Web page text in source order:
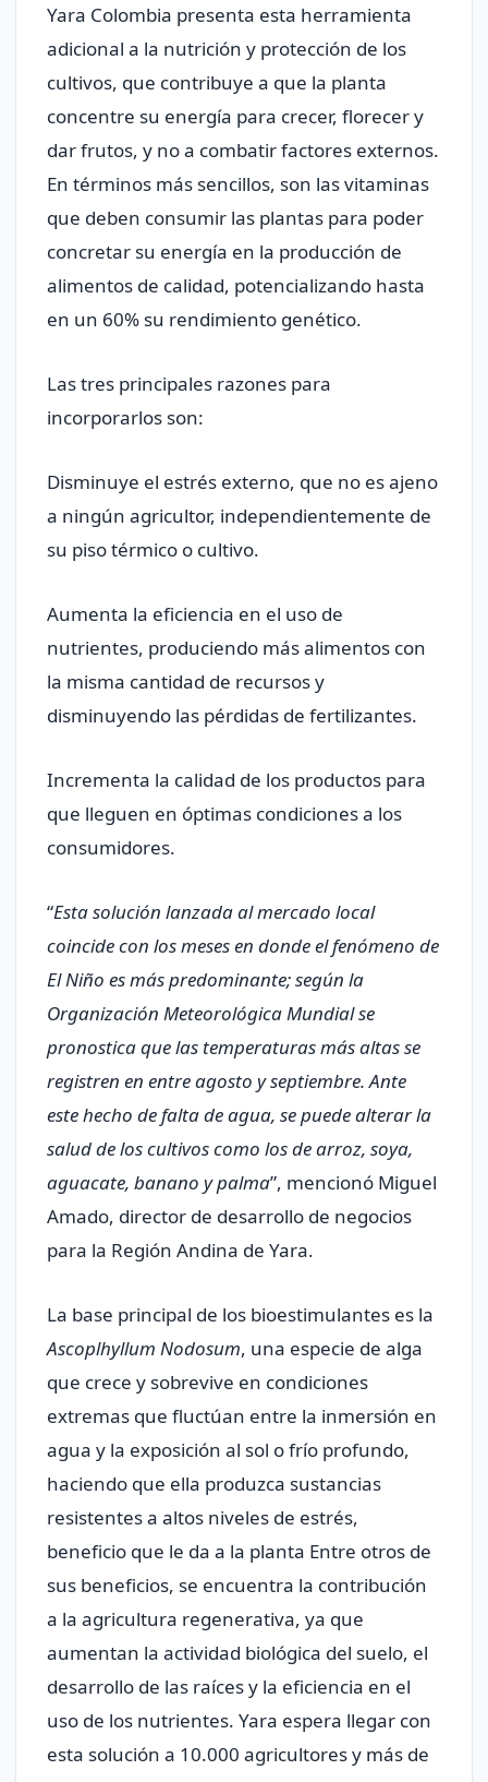
Yara Colombia presenta esta herramienta
adicional a la nutrición y protección de los
cultivos, que contribuye a que la planta
concentre su energía para crecer, florecer y
dar frutos, y no a combatir factores externos.
En términos más sencillos, son las vitaminas
que deben consumir las plantas para poder
concretar su energía en la producción de
alimentos de calidad, potencializando hasta
en un 60% su rendimiento genético.
Las tres principales razones para
incorporarlos son:
Disminuye el estrés externo, que no es ajeno
a ningún agricultor, independientemente de
su piso térmico o cultivo.
Aumenta la eficiencia en el uso de
nutrientes, produciendo más alimentos con
la misma cantidad de recursos y
disminuyendo las pérdidas de fertilizantes.
Incrementa la calidad de los productos para
que lleguen en óptimas condiciones a los
consumidores.
“Esta solución lanzada al mercado local
coincide con los meses en donde el fenómeno de
El Niño es más predominante; según la
Organización Meteorológica Mundial se
pronostica que las temperaturas más altas se
registren en entre agosto y septiembre. Ante
este hecho de falta de agua, se puede alterar la
salud de los cultivos como los de arroz, soya,
aguacate, banano y palma”, mencionó Miguel
Amado, director de desarrollo de negocios
para la Región Andina de Yara.
La base principal de los bioestimulantes es la
Ascoplhyllum Nodosum, una especie de alga
que crece y sobrevive en condiciones
extremas que fluctúan entre la inmersión en
agua y la exposición al sol o frío profundo,
haciendo que ella produzca sustancias
resistentes a altos niveles de estrés,
beneficio que le da a la planta Entre otros de
sus beneficios, se encuentra la contribución
a la agricultura regenerativa, ya que
aumentan la actividad biológica del suelo, el
desarrollo de las raíces y la eficiencia en el
uso de los nutrientes. Yara espera llegar con
esta solución a 10.000 agricultores y más de